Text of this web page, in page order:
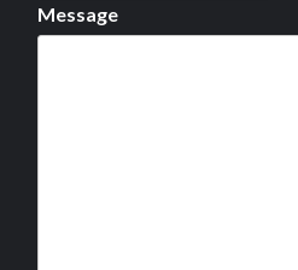
Message